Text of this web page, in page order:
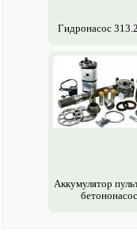
Гидронасос
Аккумулятор